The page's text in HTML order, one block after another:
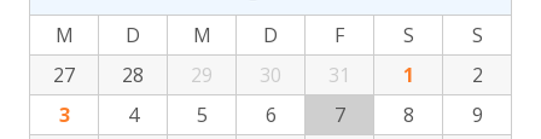
M D M D F S
S
27
28 29 30 31 1
2
3
4 5 6 7 8
9